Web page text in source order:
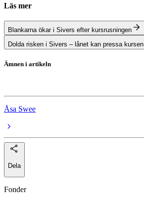
Läs mer
Blankarna ökar i Sivers efter kursrusningen
Dolda risken i Sivers – lånet kan pressa kursen
Ämnen i artikeln
Åsa Swee
Dela
Fonder